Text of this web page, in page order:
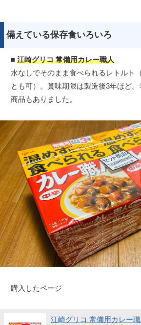
備えている保存食いろいろ
■江崎グリコ 常備用カレー職人
水なしでそのまま食べられるレトルト
とも可）。賞味期限は製造後3年ほど
商品もありました。
購入したページ
江崎グリコ 常備用カレー